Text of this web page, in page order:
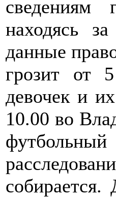
сведениям
находясь
данные
грозит от
девочек и
10.00 во